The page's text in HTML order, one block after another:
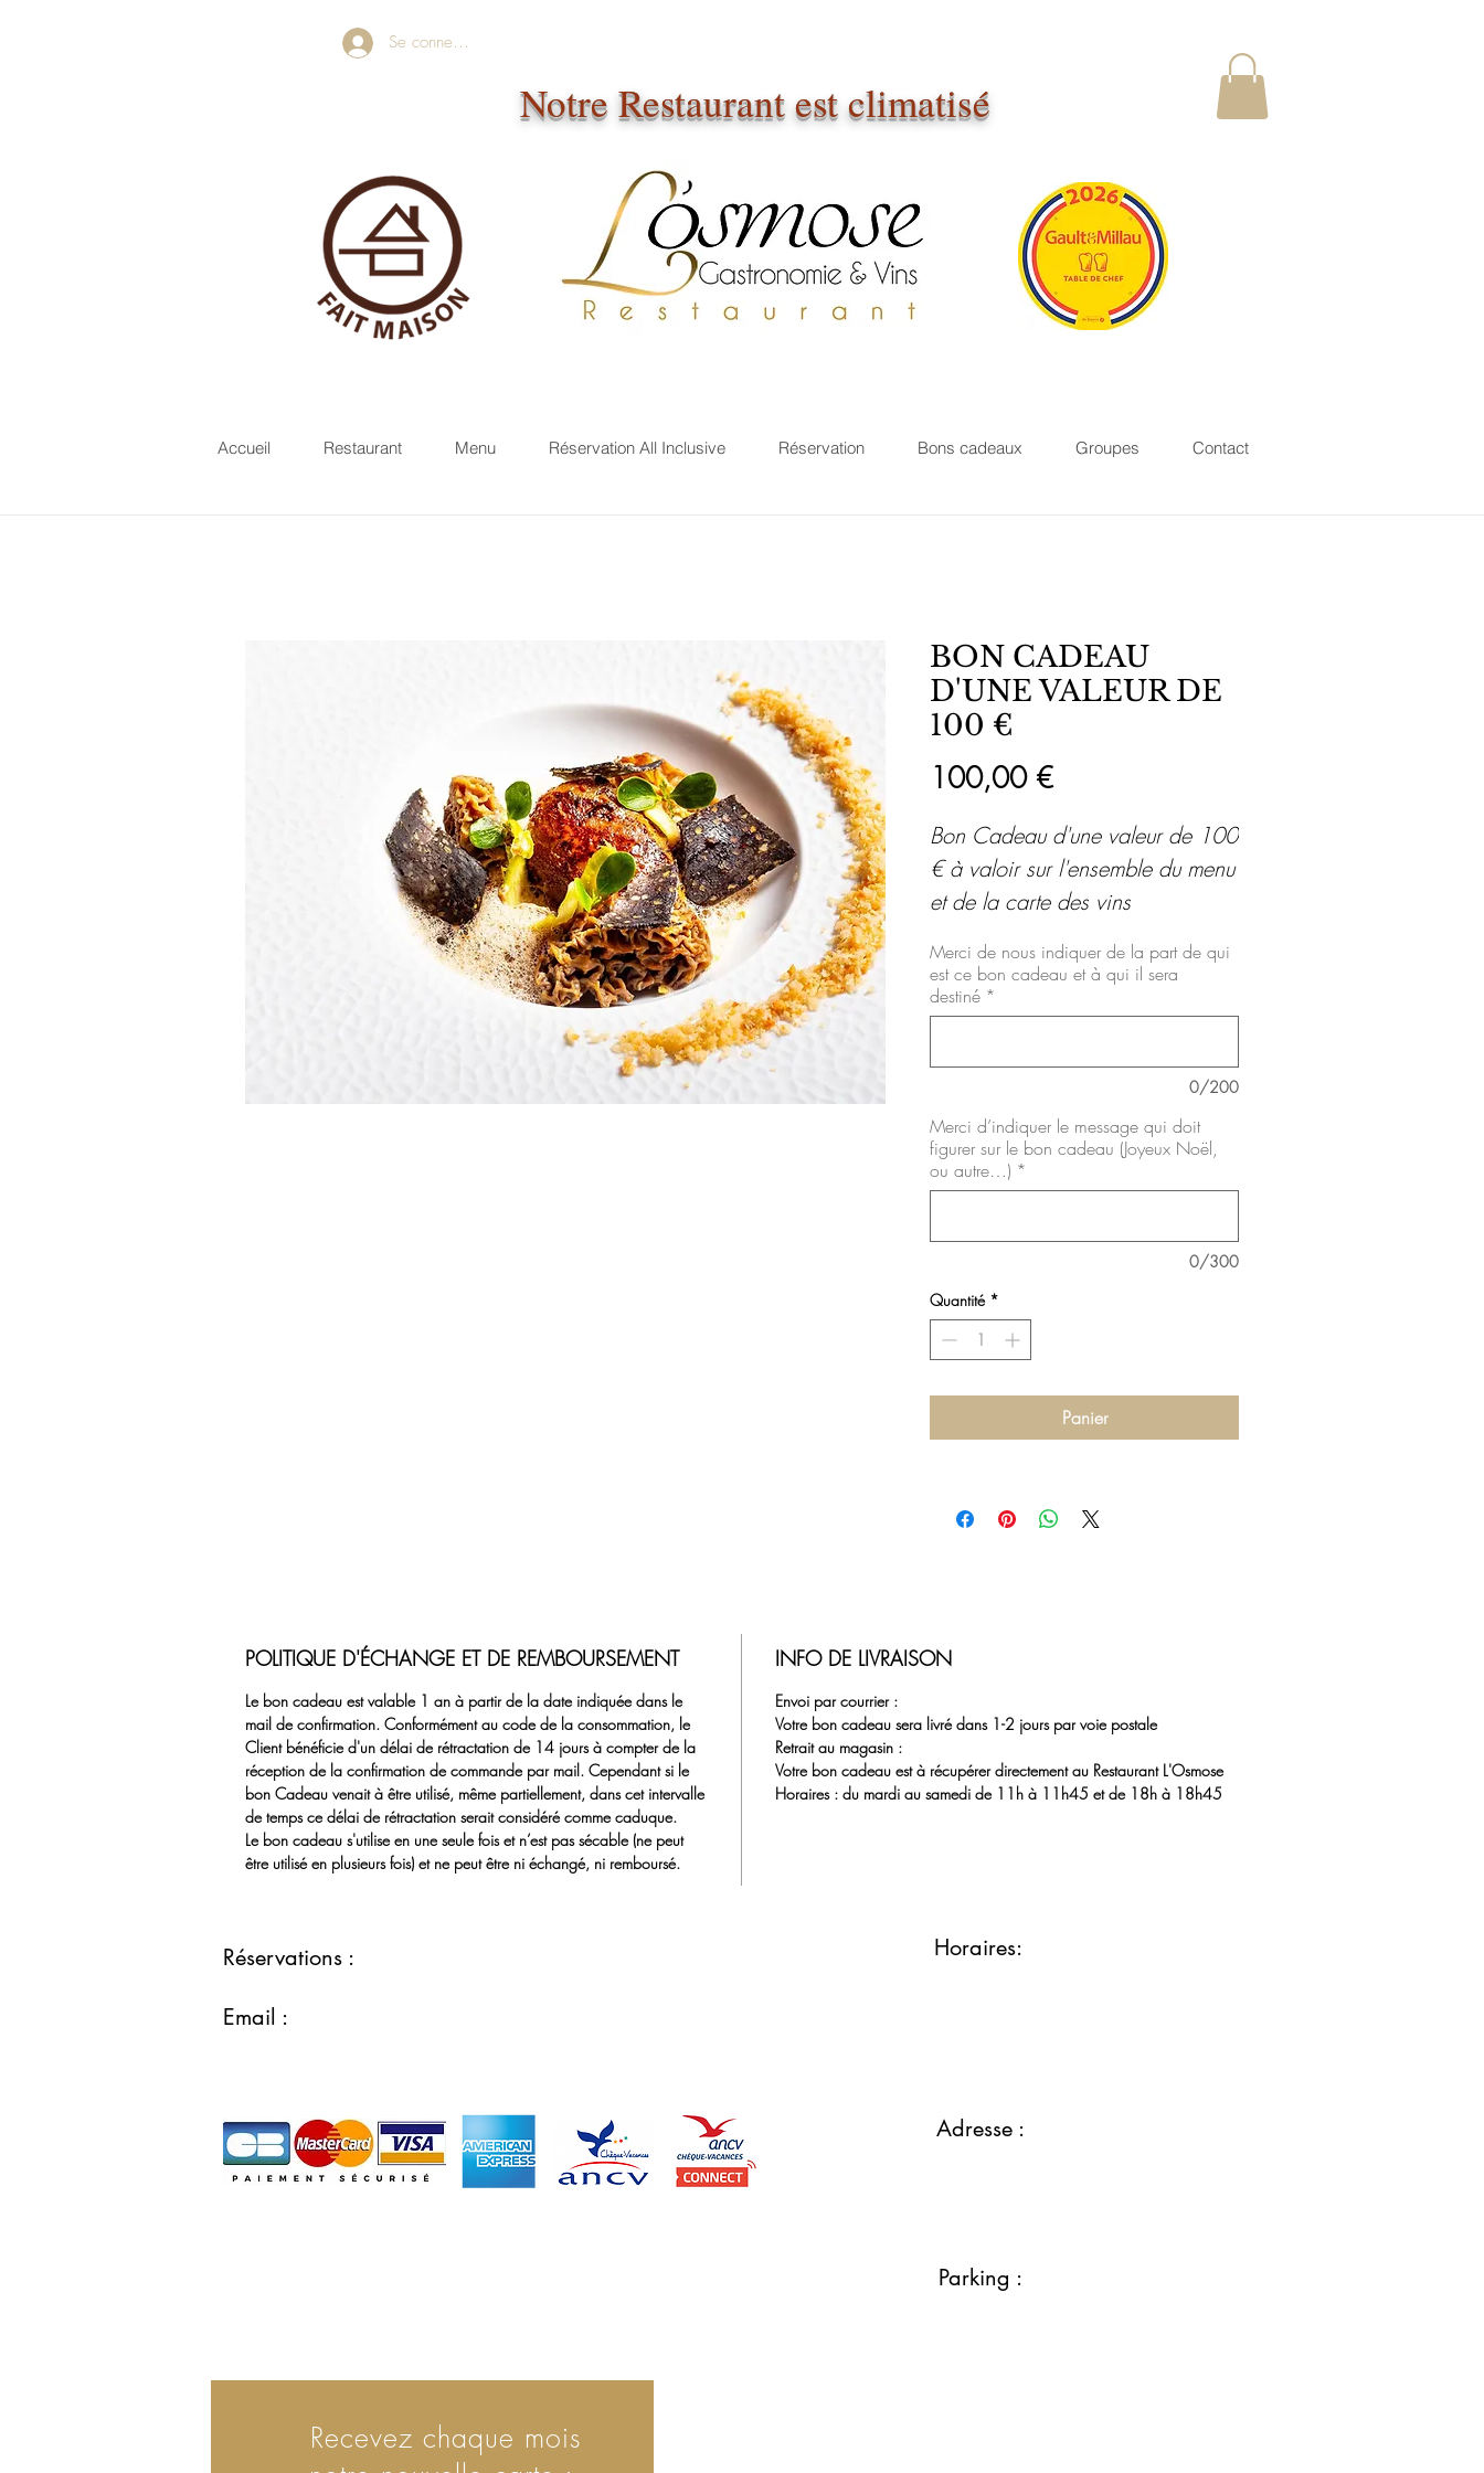
Se connecter
Notre Restaurant est climatisé
Accueil Restaurant Menu Réservation All Inclusive Réservation Bons cadeaux Groupes Contact
BON CADEAU
D'UNE VALEUR DE
100 €
100,00 €Prix
Bon Cadeau d'une valeur de 100
€ à valoir sur l'ensemble du menu
et de la carte des vins
Merci de nous indiquer de la part de qui
est ce bon cadeau et à qui il sera
destiné *
0/200
Merci d’indiquer le message qui doit
figurer sur le bon cadeau (Joyeux Noël,
ou autre…) *
0/300
Quantité *
Panier
POLITIQUE D'ÉCHANGE ET DE REMBOURSEMENT
Le bon cadeau est valable 1 an à partir de la date indiquée dans le
mail de confirmation. Conformément au code de la consommation, le
Client bénéficie d'un délai de rétractation de 14 jours à compter de la
réception de la confirmation de commande par mail. Cependant si le
bon Cadeau venait à être utilisé, même partiellement, dans cet intervalle
de temps ce délai de rétractation serait considéré comme caduque.
Le bon cadeau s'utilise en une seule fois et n’est pas sécable (ne peut
être utilisé en plusieurs fois) et ne peut être ni échangé, ni remboursé.
INFO DE LIVRAISON
Envoi par courrier :
Votre bon cadeau sera livré dans 1-2 jours par voie postale
Retrait au magasin :
Votre bon cadeau est à récupérer directement au Restaurant L'Osmose
Horaires : du mardi au samedi de 11h à 11h45 et de 18h à 18h45
Réservations :
Email :
Horaires:
Adresse :
Parking :
Recevez chaque mois